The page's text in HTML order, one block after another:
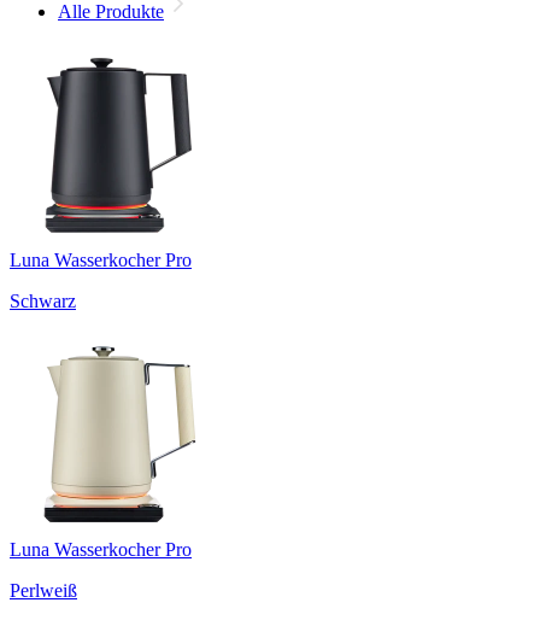
Alle Produkte
Luna Wasserkocher Pro
Schwarz
Luna Wasserkocher Pro
Perlweiß